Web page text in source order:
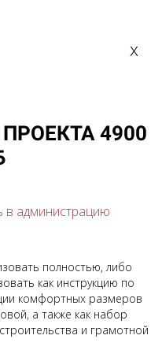
х
4900
в администрацию
полностью, либо
как инструкцию по
комфортных размеров
а также как набор
и грамотной